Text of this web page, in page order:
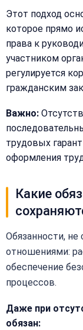
Этот подход
которое прямо
права к
участником
регулируется
гражданским
Важно:
трудовых
оформления
Какие
Обязанности,
отношениями:
обеспечение
процессов.
Даже при
обязан:
Согласен на
обработку
данных
Получить
Телефон:
+
Добавить
комментарий
обработку
данных
Обычно
отвечаем
позвоните
нам:
(499)
22-
40